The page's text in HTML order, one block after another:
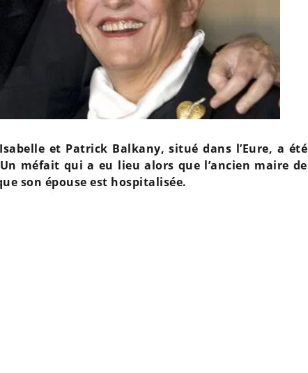
et Patrick Balkany, situé dans l’Eure, a été
méfait qui a eu lieu alors que l’ancien maire de
son épouse est hospitalisée.